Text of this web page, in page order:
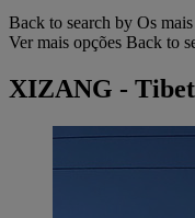
Back to search by Os
Ver mais opções Back to
XIZANG -